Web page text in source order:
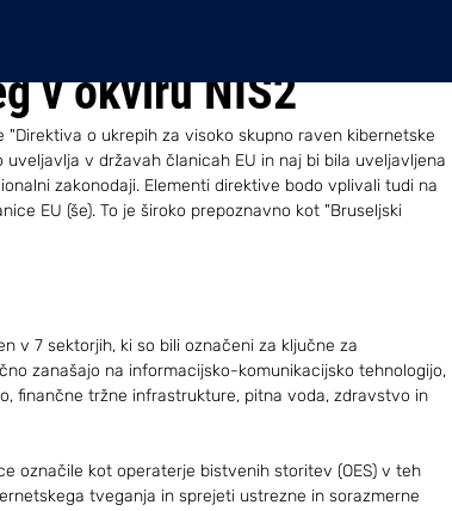
v okviru NIS2
"Direktiva o ukrepih za visoko skupno raven kibernetske
v državah članicah EU in naj bi bila uveljavljena
zakonodaji. Elementi direktive bodo vplivali tudi na
EU (še). To je široko prepoznavno kot "Bruseljski
v 7 sektorjih, ki so bili označeni za ključne za
zanašajo na informacijsko-komunikacijsko tehnologijo,
finančne tržne infrastrukture, pitna voda, zdravstvo in
označile kot operaterje bistvenih storitev (OES) v teh
tveganja in sprejeti ustrezne in sorazmerne